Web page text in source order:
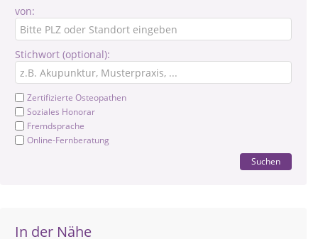
von:
Stichwort (optional):
Zertifizierte Osteopathen
Soziales Honorar
Fremdsprache
Online-Fernberatung
Suchen
In der Nähe